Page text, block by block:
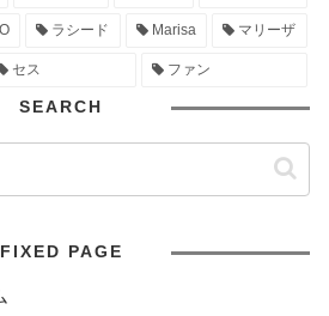
ラシード Marisa マリーザ
セス ファン
SEARCH
FIXED PAGE